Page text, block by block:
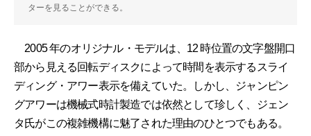
ターを見ることができる。
2005 年のオリジナル・モデルは、12 時位置の文字盤開口
部から見える回転ディスクによって時間を表示するスライ
ディング・アワー表示を備えていた。しかし、ジャンピン
グアワーは機械式時計製造では依然として珍しく、ジェン
タ氏がこの複雑機構に魅了された理由のひとつでもある。